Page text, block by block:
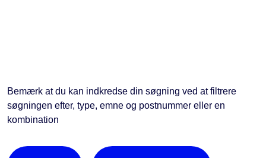
Bemærk at du kan indkredse din søgning ved at filtrere
søgningen efter, type, emne og postnummer eller en
kombination